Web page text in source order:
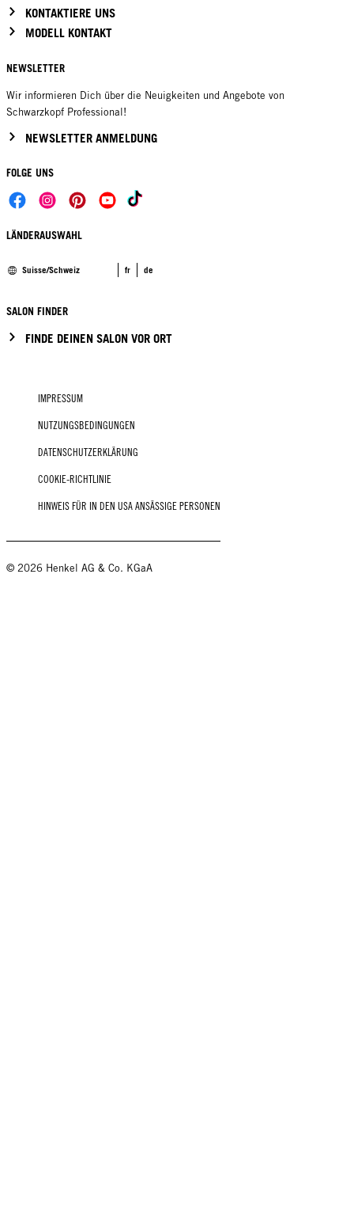
KONTAKTIERE UNS
MODELL KONTAKT
NEWSLETTER
Wir informieren Dich über die Neuigkeiten und Angebote von
Schwarzkopf Professional!
NEWSLETTER ANMELDUNG
FOLGE UNS
LÄNDERAUSWAHL
Suisse/Schweiz fr de
SALON FINDER
FINDE DEINEN SALON VOR ORT
IMPRESSUM
NUTZUNGSBEDINGUNGEN
DATENSCHUTZERKLÄRUNG
COOKIE-RICHTLINIE
HINWEIS FÜR IN DEN USA ANSÄSSIGE PERSONEN
© 2026 Henkel AG & Co. KGaA